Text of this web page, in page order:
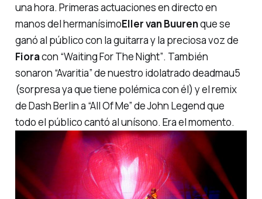
una hora. Primeras actuaciones en directo en
manos delhermanísimoEller van Buurenque se
ganó al público con la guitarra y la preciosa voz de
Fioracon “Waiting For The Night”. También
sonaron “Avaritia”de nuestro idolatrado deadmau5
(sorpresa ya que tiene polémica con él) y el remix
de Dash Berlin a “All Of Me”de John Legend que
todo el público cantó al unísono. Era el momento.